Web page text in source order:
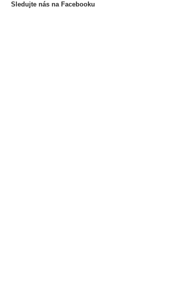
Sledujte nás na Facebooku